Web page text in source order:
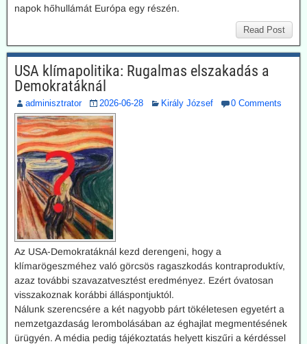
napok hőhullámát Európa egy részén.
Read Post
USA klímapolitika: Rugalmas elszakadás a
Demokratáknál
adminisztrator 2026-06-28 Király József 0 Comments
Az USA-Demokratáknál kezd derengeni, hogy a
klímarögeszméhez való görcsös ragaszkodás kontraproduktív,
azaz további szavazatvesztést eredményez. Ezért óvatosan
visszakoznak korábbi álláspontjuktól.
Nálunk szerencsére a két nagyobb párt tökéletesen egyetért a
nemzetgazdaság lerombolásában az éghajlat megmentésének
ürügyén. A média pedig tájékoztatás helyett kiszűri a kérdéssel